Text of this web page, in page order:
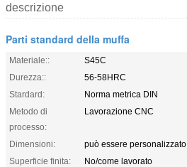
descrizione
Parti standard della muffa
Materiale::
S45C
Durezza::
56-58HRC
Stardard:
Norma metrica DIN
Metodo di
processo:
Lavorazione CNC
Dimensioni:
può essere personalizzato
Superficie finita:
No/come lavorato